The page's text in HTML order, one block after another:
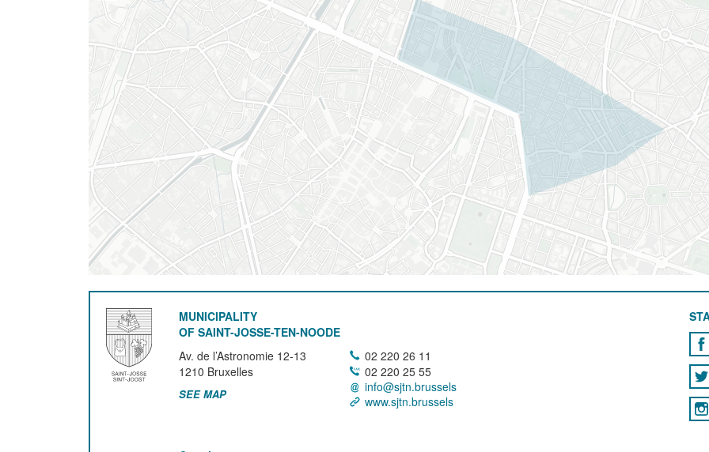
MUNICIPALITY
OF SAINT-JOSSE-TEN-NOODE
Av. de l’Astronomie 12-13
1210 Bruxelles
SEE MAP
02 220 26 11
02 220 25 55
info@sjtn.brussels
www.sjtn.brussels